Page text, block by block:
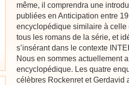
même, il comprendra une
publiées en Anticipation entre
encyclopédique similaire à
tous les romans de la série, et
s’insérant dans le contexte
Nous en sommes actuellement
encyclopédique. Les quatre
célèbres Rockenret et Gerdavid